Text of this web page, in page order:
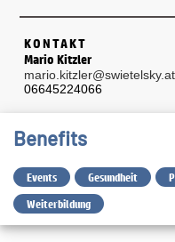
KONTAKT
Mario Kitzler
mario.kitzler@swietelsky.at
06645224066
Benefits
Events Gesundheit
Weiterbildung